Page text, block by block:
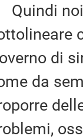
noi
di
da